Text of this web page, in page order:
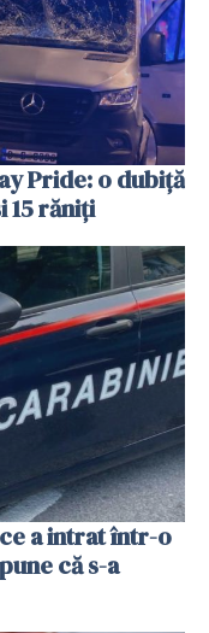
Pride: o dubiță
15 răniți
a intrat într-o
că s-a